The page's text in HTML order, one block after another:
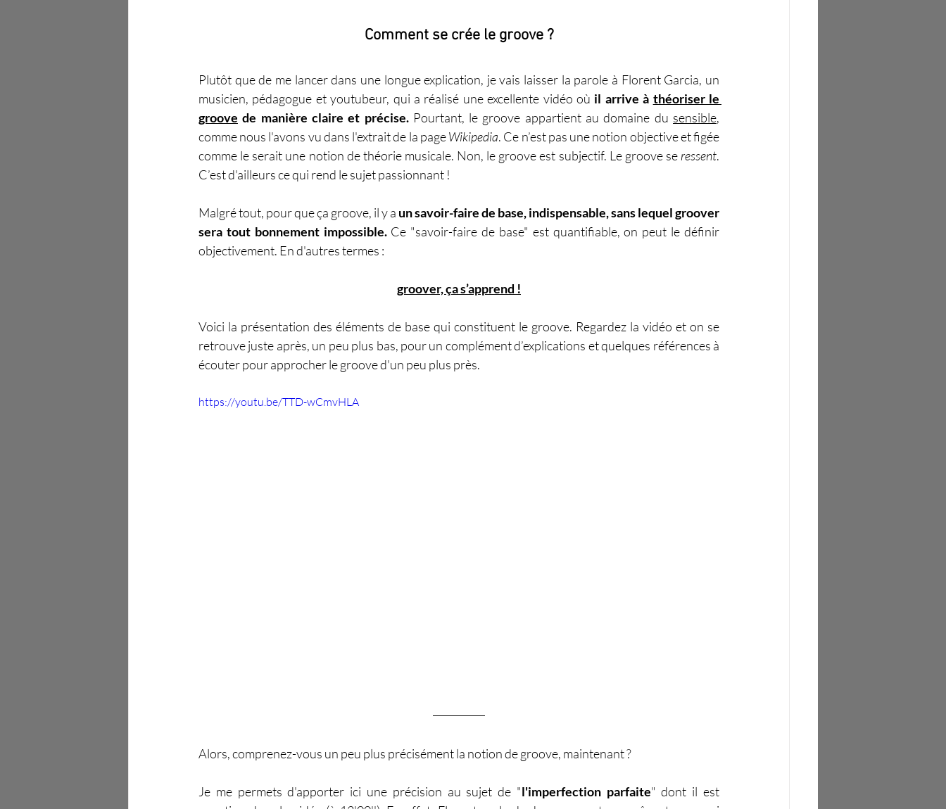
Comment se crée le groove ?
Plutôt que de me lancer dans une longue explication, je vais laisser la parole à Florent Garcia, un
musicien, pédagogue et youtubeur, qui a réalisé une excellente vidéo où il arrive à théoriser le
groove de manière claire et précise. Pourtant, le groove appartient au domaine du sensible,
comme nous l'avons vu dans l'extrait de la page Wikipedia. Ce n’est pas une notion objective et figée
comme le serait une notion de théorie musicale. Non, le groove est subjectif. Le groove se ressent.
C’est d'ailleurs ce qui rend le sujet passionnant !
Malgré tout, pour que ça groove, il y a un savoir-faire de base, indispensable, sans lequel groover
sera tout bonnement impossible. Ce "savoir-faire de base" est quantifiable, on peut le définir
objectivement. En d'autres termes :
groover, ça s’apprend !
Voici la présentation des éléments de base qui constituent le groove. Regardez la vidéo et on se
retrouve juste après, un peu plus bas, pour un complément d’explications et quelques références à
écouter pour approcher le groove d'un peu plus près.
https://youtu.be/TTD-wCmvHLA
Alors, comprenez-vous un peu plus précisément la notion de groove, maintenant ?
Je me permets d'apporter ici une précision au sujet de "l'imperfection parfaite" dont il est